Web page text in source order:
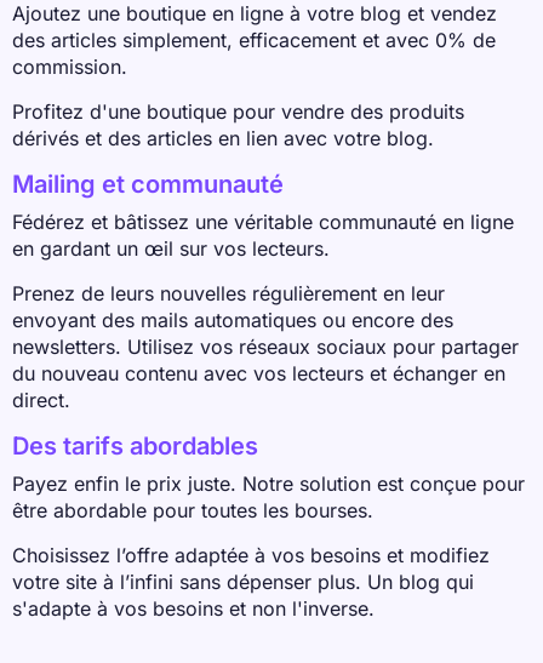
Ajoutez une boutique en ligne à votre blog et vendez
des articles simplement, efficacement et avec 0% de
commission.
Profitez d'une boutique pour vendre des produits
dérivés et des articles en lien avec votre blog.
Mailing et communauté
Fédérez et bâtissez une véritable communauté en ligne
en gardant un œil sur vos lecteurs.
Prenez de leurs nouvelles régulièrement en leur
envoyant des mails automatiques ou encore des
newsletters. Utilisez vos réseaux sociaux pour partager
du nouveau contenu avec vos lecteurs et échanger en
direct.
Des tarifs abordables
Payez enfin le prix juste. Notre solution est conçue pour
être abordable pour toutes les bourses.
Choisissez l’offre adaptée à vos besoins et modifiez
votre site à l’infini sans dépenser plus. Un blog qui
s'adapte à vos besoins et non l'inverse.